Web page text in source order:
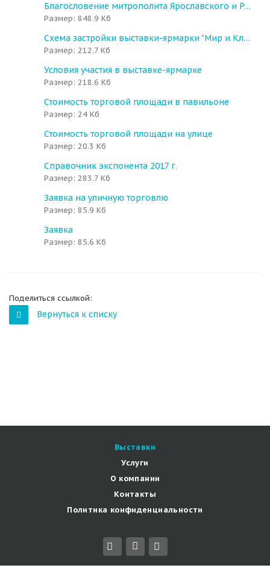
Благословение митрополита Ярославского и Ростовского Пантелеимона
Размер: 848.9 Кб
Схема застройки выставки-ярмарки "Мир и Клир"
Размер: 212.7 Кб
Условия участия в выставке-ярмарке
Размер: 218.6 Кб
Стоимость торговой площади в павильоне
Размер: 24 Кб
Стоимость торговой площади на улице
Размер: 20.3 Кб
Справочник экспонента 2017 г.
Размер: 283.7 Кб
Заявка на уличную торговлю
Размер: 85.9 Кб
Заявка
Размер: 85.6 Кб
Поделиться ссылкой:
Вернуться к списку
Выставки
Услуги
О компании
Контакты
Политика конфиденциальности